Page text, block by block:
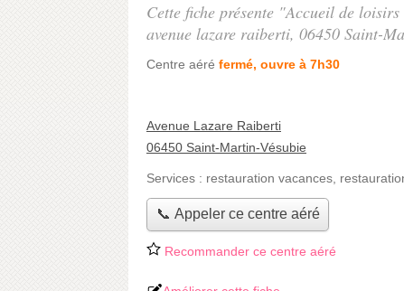
Cette fiche présente "Accueil de
avenue lazare raiberti, 06450 Saint-
Centre aéré fermé, ouvre à 7h30
Avenue Lazare Raiberti
06450 Saint-Martin-Vésubie
Services : restauration vacances
📞 Appeler ce centre aéré
Recommander ce centre aéré